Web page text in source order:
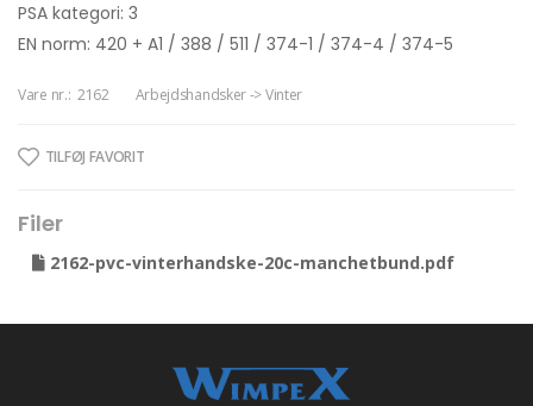
PSA kategori: 3
EN norm: 420 + A1 / 388 / 511 / 374-1 / 374-4 / 374-5
Vare nr.: 2162 Arbejdshandsker -> Vinter
TILFØJ FAVORIT
Filer
2162-pvc-vinterhandske-20c-manchetbund.pdf